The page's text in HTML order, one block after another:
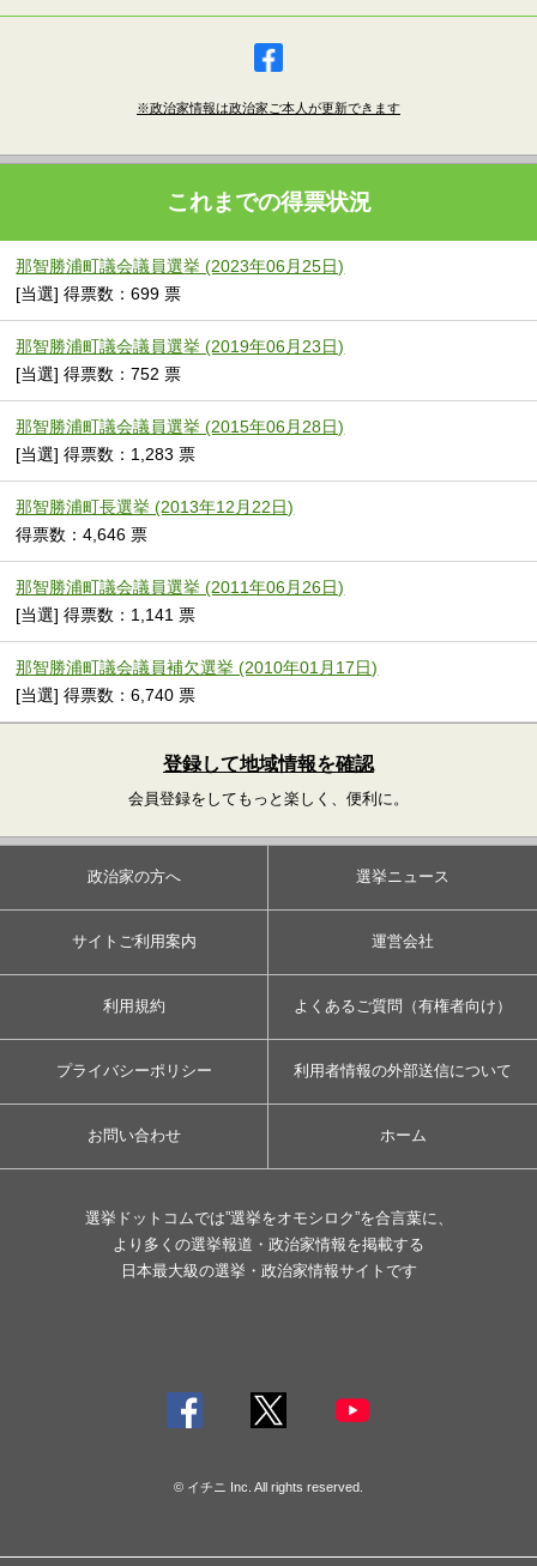
※政治家情報は政治家ご本人が更新できます
これまでの得票状況
那智勝浦町議会議員選挙 (2023年06月25日)
[当選] 得票数：699 票
那智勝浦町議会議員選挙 (2019年06月23日)
[当選] 得票数：752 票
那智勝浦町議会議員選挙 (2015年06月28日)
[当選] 得票数：1,283 票
那智勝浦町長選挙 (2013年12月22日)
得票数：4,646 票
那智勝浦町議会議員選挙 (2011年06月26日)
[当選] 得票数：1,141 票
那智勝浦町議会議員補欠選挙 (2010年01月17日)
[当選] 得票数：6,740 票
登録して地域情報を確認
会員登録をしてもっと楽しく、便利に。
政治家の方へ 選挙ニュース
サイトご利用案内 運営会社
利用規約 よくあるご質問（有権者向け）
プライバシーポリシー 利用者情報の外部送信について
お問い合わせ ホーム
選挙ドットコムでは”選挙をオモシロク”を合言葉に、
より多くの選挙報道・政治家情報を掲載する
日本最大級の選挙・政治家情報サイトです
© イチニ Inc. All rights reserved.